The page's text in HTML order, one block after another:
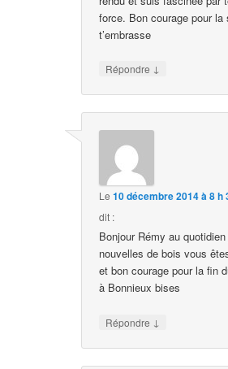
force. Bon courage pour la
t’embrasse
Répondre ↓
Le10 décembre 2014 à 8 h
dit :
Bonjour Rémy au
nouvelles de bois vous
et bon courage pour la fin
à Bonnieux bises
Répondre ↓